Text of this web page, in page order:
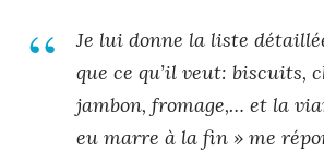
Je lui donne la liste
que ce qu’il veut: biscuits,
jambon, fromage,… et la
eu marre à la fin » me